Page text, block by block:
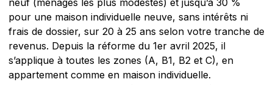
neuf (ménages les plus modestes) et jusqu’à 30 %
pour une maison individuelle neuve, sans intérêts ni
frais de dossier, sur 20 à 25 ans selon votre tranche de
revenus. Depuis la réforme du 1er avril 2025, il
s’applique à toutes les zones (A, B1, B2 et C), en
appartement comme en maison individuelle.